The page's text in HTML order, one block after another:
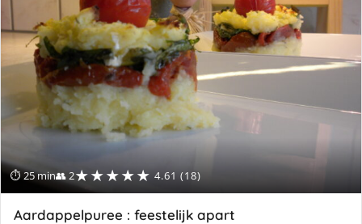
⏱ 25 min👥 2★★★★★ 4.61 (18)
Aardappelpuree : feestelijk apart